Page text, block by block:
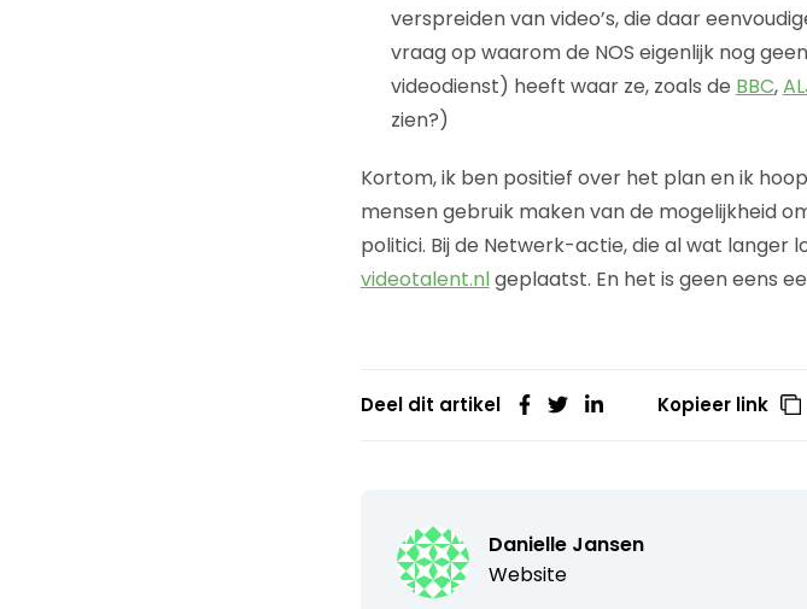
verspreiden van video’s, die daar
vraag op waarom de NOS eigenlijk nog
videodienst) heeft waar ze, zoals de BBC,
zien?)
Kortom, ik ben positief over het plan en ik
mensen gebruik maken van de mogelijkheid
politici. Bij de Netwerk-actie, die al wat langer
videotalent.nlgeplaatst. En het is geen eens
Deel dit artikel Kopieer link
Danielle Jansen
Website